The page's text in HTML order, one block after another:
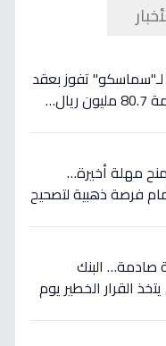
تفوز بعقد
حكومي صادم بقيمة 80.7 مليون ريال…
مهلة أخيرة…
فرصة ذهبية لتصحيح
صادمة… البنك
القرار الخطير يوم